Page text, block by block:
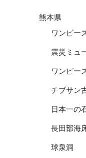
熊本県
ワンピー
震災ミュ
ワンピー
チブサン
日本一の
長田部海
球泉洞